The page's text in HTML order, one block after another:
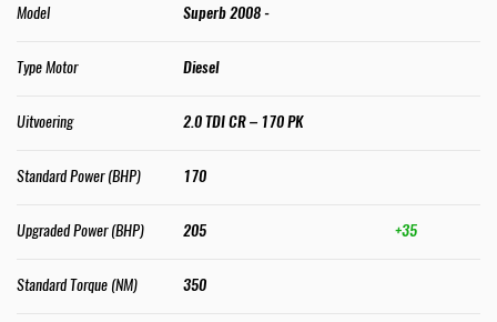
Model Superb 2008 -
Type Motor Diesel
Uitvoering 2.0 TDI CR – 170 PK
Standard Power (BHP) 170
Upgraded Power (BHP) 205 +35
Standard Torque (NM) 350